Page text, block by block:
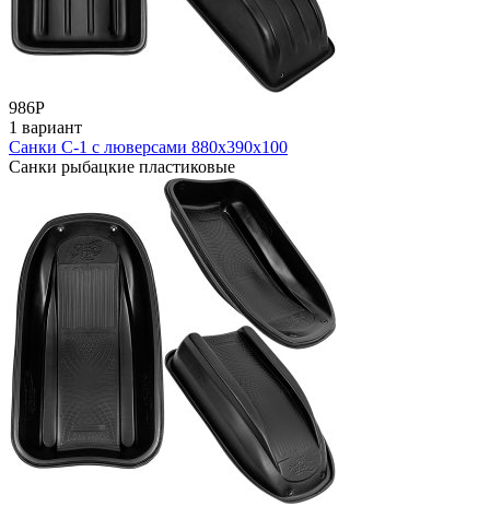
986Р
1 вариант
Санки С-1 с люверсами 880х390х100
Санки рыбацкие пластиковые